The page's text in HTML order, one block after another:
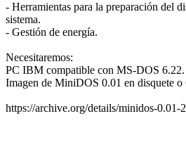
- Herramientas para la preparación del
sistema.
- Gestión de energía.
Necesitaremos:
PC IBM compatible con MS-DOS 6.22.
Imagen de MiniDOS 0.01 en disquete o
https://archive.org/details/minidos-0.01-